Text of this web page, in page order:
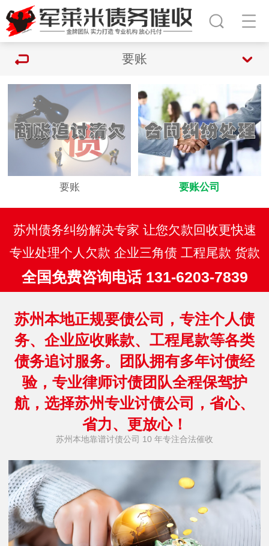
要账
要账 要账公司
苏州债务纠纷解决专家 让您欠款回收更快速
专业处理个人欠款 企业三角债 工程尾款 货款
全国免费咨询电话 131-6203-7839
苏州本地正规要债公司，专注个人债
务、企业应收账款、工程尾款等各类
债务追讨服务。团队拥有多年讨债经
验，专业律师讨债团队全程保驾护
航，选择苏州专业讨债公司，省心、
省力、更放心！
苏州本地靠谱讨债公司 10 年专注合法催收